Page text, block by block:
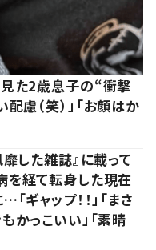
見た2歳息子の“衝撃
慮（笑）」「お顔はか
した雑誌』に載って
を経て転身した現在
ギャップ！！」「まさ
かっこいい」「素晴